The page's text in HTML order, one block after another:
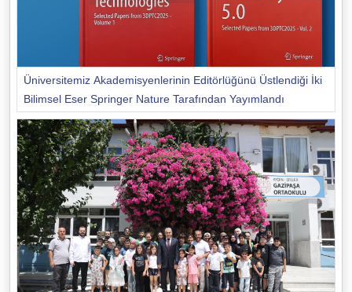
Üniversitemiz Akademisyenlerinin Editörlüğünü Üstlendiği İki
Bilimsel Eser Springer Nature Tarafından Yayımlandı